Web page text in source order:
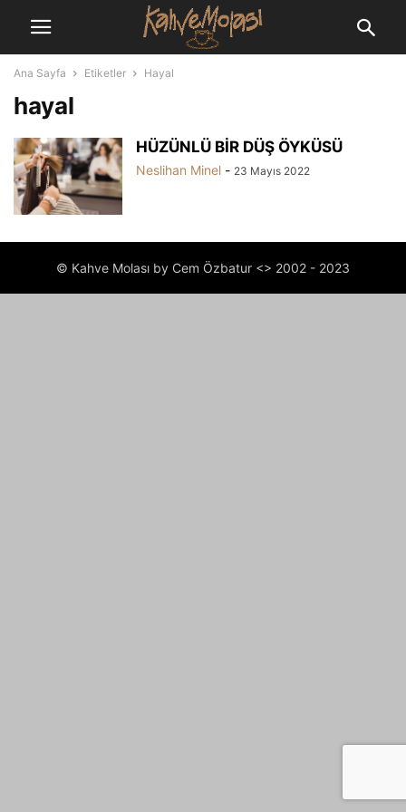
Ana Sayfa Etiketler Hayal
hayal
HÜZÜNLÜ BİR DÜŞ ÖYKÜSÜ
Neslihan Minel - 23 Mayıs 2022
© Kahve Molası by Cem Özbatur <> 2002 - 2023